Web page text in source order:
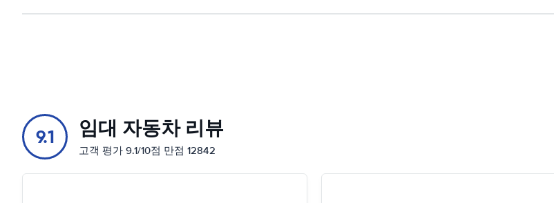
9.1 임대 자동차 리뷰
고객 평가 9.1/10점 만점 12842